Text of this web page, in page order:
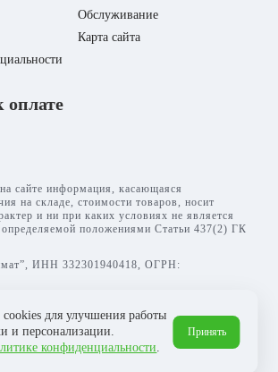
Обслуживание
Карта сайта
сайте информация, касающаяся
на складе, стоимости товаров, носит
и ни при каких условиях не является
положениями Статьи 437(2) ГК
ИНН 332301940418, ОГРН:
для улучшения работы
и персонализации.
конфиденциальности.
Принять